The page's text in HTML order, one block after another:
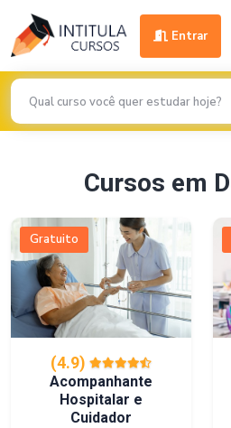
Entrar
Cursos em
Gratuito
(4.9)
Acompanhante
Hospitalar e
Cuidador